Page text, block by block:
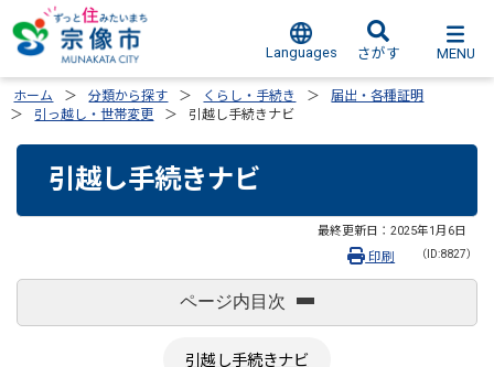
Languages さがす MENU
ホーム 分類から探す くらし・手続き
届出・各種証明
引っ越し・世帯変更
引越し手続きナビ
引越し手続きナビ
最終更新日： 2025年1月6日
（ID:8827）
印刷
ページ内目次
引越し手続きナビ